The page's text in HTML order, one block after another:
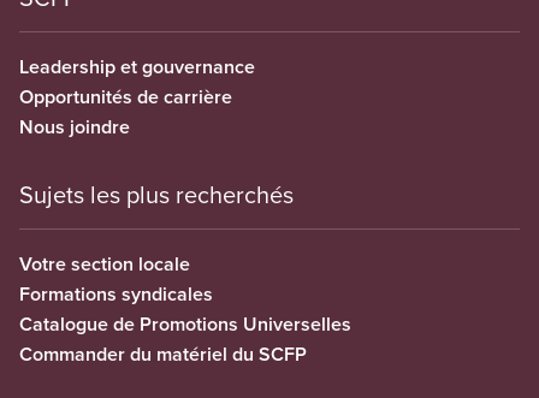
Leadership et gouvernance
Opportunités de carrière
Nous joindre
Sujets les plus recherchés
Votre section locale
Formations syndicales
Catalogue de Promotions Universelles
Commander du matériel du SCFP